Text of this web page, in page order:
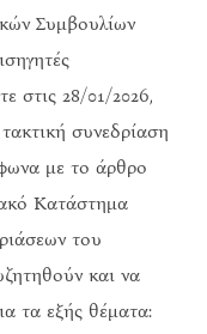
Συμβουλίων
στις 28/01/2026,
συνεδρίαση
με το άρθρο
Κατάστημα
του
και να
τα εξής θέματα: